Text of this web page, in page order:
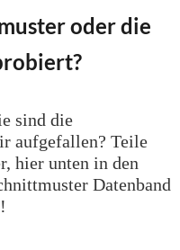
oder die
sind die
aufgefallen? Teile
hier unten in den
Datenband